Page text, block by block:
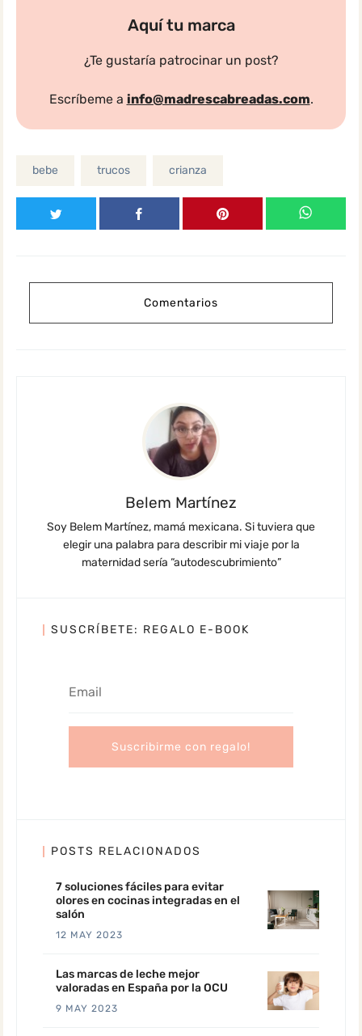
Aquí tu marca
¿Te gustaría patrocinar un post?
Escríbeme a info@madrescabreadas.com.
bebe trucos crianza
Comentarios
Belem Martínez
Soy Belem Martínez, mamá mexicana. Si tuviera que
elegir una palabra para describir mi viaje por la
maternidad sería “autodescubrimiento”
SUSCRÍBETE: REGALO E-BOOK
POSTS RELACIONADOS
7 soluciones fáciles para evitar
olores en cocinas integradas en el
salón
12 MAY 2023
Las marcas de leche mejor
valoradas en España por la OCU
9 MAY 2023